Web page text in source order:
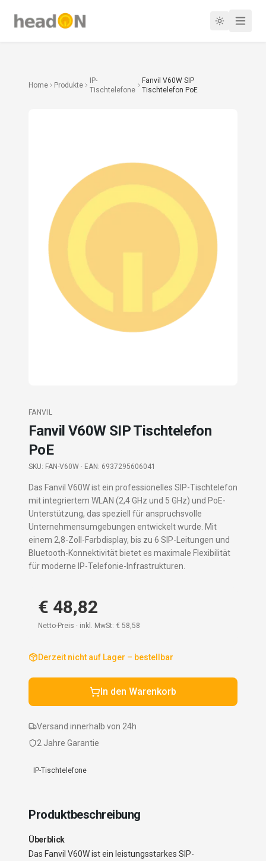
Home Produkte
IP-
Tischtelefone
Fanvil V60W SIP
Tischtelefon PoE
FANVIL
Fanvil V60W SIP Tischtelefon
PoE
SKU: FAN-V60W · EAN: 6937295606041
Das Fanvil V60W ist ein professionelles SIP-Tischtelefon
mit integriertem WLAN (2,4 GHz und 5 GHz) und PoE-
Unterstützung, das speziell für anspruchsvolle
Unternehmensumgebungen entwickelt wurde. Mit
einem 2,8-Zoll-Farbdisplay, bis zu 6 SIP-Leitungen und
Bluetooth-Konnektivität bietet es maximale Flexibilität
für moderne IP-Telefonie-Infrastrukturen.
€ 48,82
Netto-Preis · inkl. MwSt: € 58,58
Derzeit nicht auf Lager – bestellbar
In den Warenkorb
Versand innerhalb von 24h
2 Jahre Garantie
IP-Tischtelefone
Produktbeschreibung
Überblick
Das Fanvil V60W ist ein leistungsstarkes SIP-